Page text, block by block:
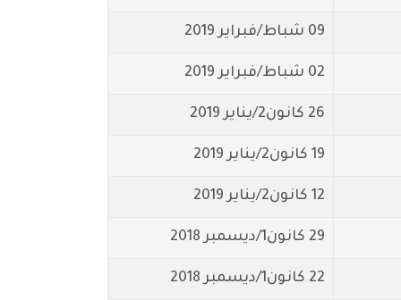
09 شباط/فبراير 2019
02 شباط/فبراير 2019
26 كانون2/يناير 2019
19 كانون2/يناير 2019
12 كانون2/يناير 2019
29 كانون1/ديسمبر 2018
22 كانون1/ديسمبر 2018